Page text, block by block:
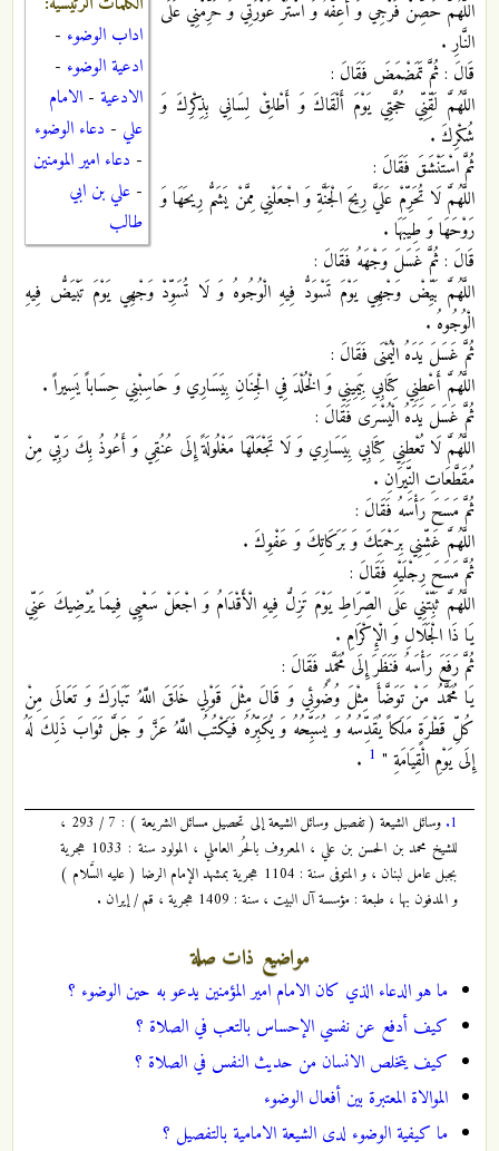
اداب الوضوء -
ادعية الوضوء -
الادعية - الامام
علي - دعاء الوضوء
- دعاء امير المومنين
- علي بن ابي
طالب
اللَّهُمَّ حَصِّنْ فَرْجِي وَ أَعِفَّهُ وَ اسْتُرْ عَوْرَتِي وَ حَرِّمْنِي عَلَى
النَّارِ .
قَالَ : ثُمَّ تَمَضْمَضَ فَقَالَ :
اللَّهُمَّ لَقِّنِّي حُجَّتِي يَوْمَ أَلْقَاكَ وَ أَطْلِقْ لِسَانِي بِذِكْرِكَ وَ
شُكْرِكَ .
ثُمَّ اسْتَنْشَقَ فَقَالَ :
اللَّهُمَّ لَا تُحَرِّمْ عَلَيَّ رِيحَ الْجَنَّةِ وَ اجْعَلْنِي مِمَّنْ يَشَمُّ رِيحَهَا وَ
رَوْحَهَا وَ طِيبَهَا .
قَالَ : ثُمَّ غَسَلَ وَجْهَهُ فَقَالَ :
اللَّهُمَّ بَيِّضْ وَجْهِي يَوْمَ تَسْوَدُّ فِيهِ الْوُجُوهُ وَ لَا تُسَوِّدْ وَجْهِي يَوْمَ تَبْيَضُّ فِيهِ
الْوُجُوهُ .
ثُمَّ غَسَلَ يَدَهُ الْيُمْنَى فَقَالَ :
اللَّهُمَّ أَعْطِنِي كِتَابِي بِيَمِينِي وَ الْخُلْدَ فِي الْجِنَانِ بِيَسَارِي وَ حَاسِبْنِي حِسَاباً يَسِيراً .
ثُمَّ غَسَلَ يَدَهُ الْيُسْرَى فَقَالَ :
اللَّهُمَّ لَا تُعْطِنِي كِتَابِي بِيَسَارِي وَ لَا تَجْعَلْهَا مَغْلُولَةً إِلَى عُنُقِي وَ أَعُوذُ بِكَ رَبِّي مِنْ
مُقَطَّعَاتِ النِّيرَانِ .
ثُمَّ مَسَحَ رَأْسَهُ فَقَالَ :
اللَّهُمَّ غَشِّنِي بِرَحْمَتِكَ وَ بَرَكَاتِكَ وَ عَفْوِكَ .
ثُمَّ مَسَحَ رِجْلَيْهِ فَقَالَ :
اللَّهُمَّ ثَبِّتْنِي عَلَى الصِّرَاطِ يَوْمَ تَزِلُّ فِيهِ الْأَقْدَامُ وَ اجْعَلْ سَعْيِي فِيمَا يُرْضِيكَ عَنِّي
يَا ذَا الْجَلَالِ وَ الْإِكْرَامِ .
ثُمَّ رَفَعَ رَأْسَهُ فَنَظَرَ إِلَى مُحَمَّدٍ فَقَالَ :
يَا مُحَمَّدُ مَنْ تَوَضَّأَ مِثْلَ وُضُوئِي وَ قَالَ مِثْلَ قَوْلِي خَلَقَ اللَّهُ تَبَارَكَ وَ تَعَالَى مِنْ
كُلِّ قَطْرَةٍ مَلَكاً يُقَدِّسُهُ وَ يُسَبِّحُهُ وَ يُكَبِّرُهُ فَيَكْتُبُ اللَّهُ عَزَّ وَ جَلَّ ثَوَابَ ذَلِكَ لَهُ
إِلَى يَوْمِ الْقِيَامَةِ " 1
.
1.
وسائل الشيعة ( تفصيل وسائل الشيعة إلى تحصيل مسائل الشريعة ) : 7 / 293 ،
للشيخ محمد بن الحسن بن علي ، المعروف بالحُر العاملي ، المولود سنة : 1033 هجرية
بجبل عامل لبنان ، و المتوفى سنة : 1104 هجرية بمشهد الإمام الرضا ( عليه السَّلام )
و المدفون بها ، طبعة : مؤسسة آل البيت ، سنة : 1409 هجرية ، قم / إيران .
مواضيع ذات صلة
ما هو الدعاء الذي كان الامام امير المؤمنين يدعو به حين الوضوء ؟
كيف أدفع عن نفسي الإحساس بالتعب في الصلاة ؟
كيف يتخلص الانسان من حديث النفس في الصلاة ؟
الموالاة المعتبرة بين أفعال الوضوء
ما كيفية الوضوء لدى الشيعة الامامية بالتفصيل ؟